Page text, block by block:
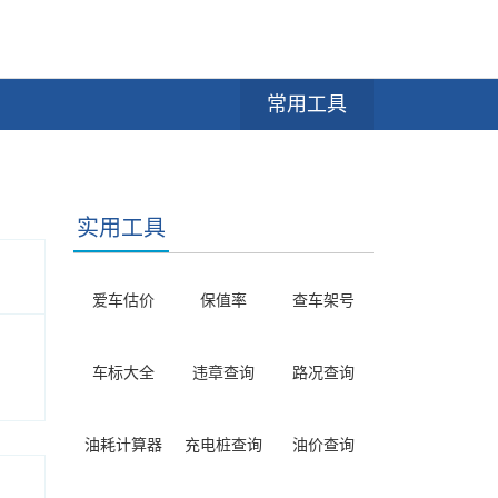
常用工具
实用工具
爱车估价 保值率 查车架号
车标大全 违章查询 路况查询
油耗计算器 充电桩查询 油价查询